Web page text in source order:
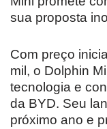
sua proposta
Com preço
mil, o Dolphin
tecnologia e
da BYD. Seu
próximo ano e